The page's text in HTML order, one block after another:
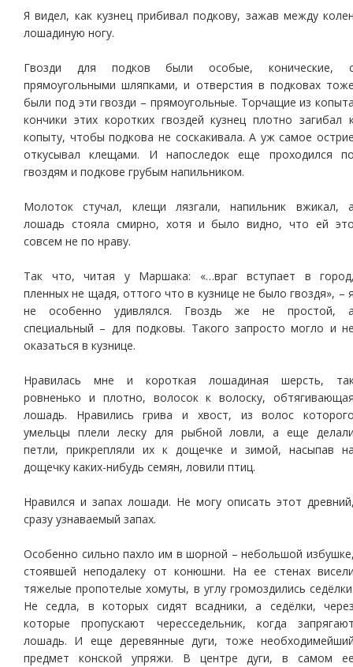
Я видел, как кузнец прибивал подкову, зажав между
лошадиную ногу.
Гвозди для подков были особые, конические,
прямоугольными шляпками, и отверстия в подковах
были под эти гвозди – прямоугольные. Торчащие из
кончики этих коротких гвоздей кузнец плотно загибал
копыту, чтобы подкова не соскакивала. А уж самое
откусывал клещами. И напоследок еще проходился
гвоздям и подкове грубым напильником.
Молоток стучал, клещи лязгали, напильник вжикал,
лошадь стояла смирно, хотя и было видно, что ей
совсем не по нраву.
Так что, читая у Маршака: «…враг вступает в
пленных не щадя, оттого что в кузнице не было гвоздя», –
не особенно удивлялся. Гвоздь же не простой,
специальный – для подковы. Такого запросто могло и
оказаться в кузнице.
Нравилась мне и короткая лошадиная шерсть,
ровненько и плотно, волосок к волоску,
лошадь. Нравились грива и хвост, из волос
умельцы плели леску для рыбной ловли, а еще
петли, прикрепляли их к дощечке и зимой, насыпав
дощечку каких-нибудь семян, ловили птиц.
Нравился и запах лошади. Не могу описать этот
сразу узнаваемый запах.
Особенно сильно пахло им в шорной – небольшой
стоявшей неподалеку от конюшни. На ее стенах
тяжелые пропотелые хомуты, в углу громоздились
Не седла, в которых сидят всадники, а седёлки,
которые пропускают чересседельник, когда
лошадь. И еще деревянные дуги, тоже
предмет конской упряжи. В центре дуги, в самом